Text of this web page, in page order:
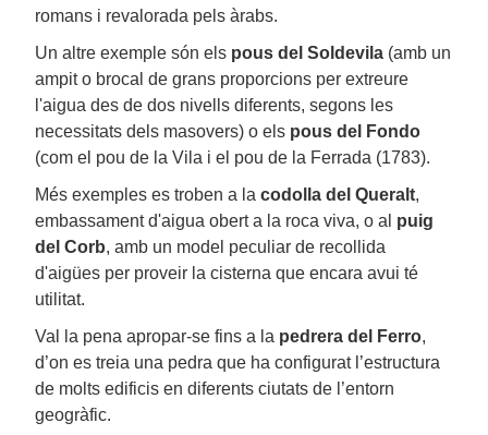
romans i revalorada pels àrabs.
Un altre exemple són els pous del Soldevila (amb un
ampit o brocal de grans proporcions per extreure
l'aigua des de dos nivells diferents, segons les
necessitats dels masovers) o els pous del Fondo
(com el pou de la Vila i el pou de la Ferrada (1783).
Més exemples es troben a la codolla del Queralt,
embassament d'aigua obert a la roca viva, o al puig
del Corb, amb un model peculiar de recollida
d'aigües per proveir la cisterna que encara avui té
utilitat.
Val la pena apropar-se fins a la pedrera del Ferro,
d’on es treia una pedra que ha configurat l’estructura
de molts edificis en diferents ciutats de l’entorn
geogràfic.